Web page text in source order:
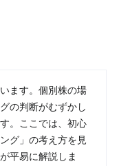
ます。個別株の場
の判断がむずかし
。ここでは、初心
グ」の考え方を見
平易に解説しま